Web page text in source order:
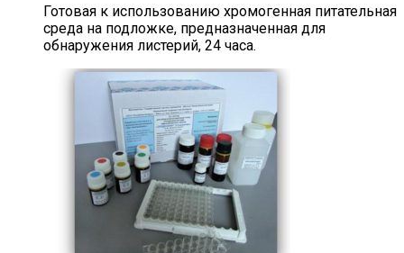
Готовая к использованию хромогенная питательная
среда на подложке, предназначенная для
обнаружения листерий, 24 часа.